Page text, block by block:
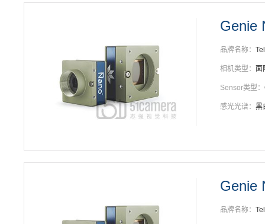
Genie
品牌名称：
相机类型： 面
Sensor类型：
感光光谱： 黑
Genie
品牌名称：